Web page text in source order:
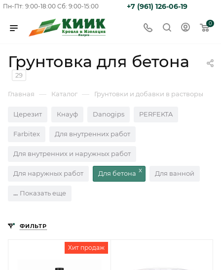
Пн-Пт: 9:00-18:00 Сб: 9:00-15:00 +7 (961) 126-06-19
0
Грунтовка для бетона
29
Главная — Каталог — Грунтовки и добавки в растворы
Церезит Кнауф Danogips PERFEKTA
Farbitex Для внутренних работ
Для внутренних и наружных работ
Для наружных работ Для бетона Для ванной
Показать еще
ФИЛЬТР
Хит продаж